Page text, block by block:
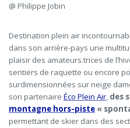
@ Philippe Jobin
Destination plein air
dans son arrière-pays une
plaisir des amateurs.trices de
sentiers de raquette ou encore
surdimensionnées sur neige
son partenaire Éco Plein Air, des
montagne hors-piste «
permettant de skier dans des